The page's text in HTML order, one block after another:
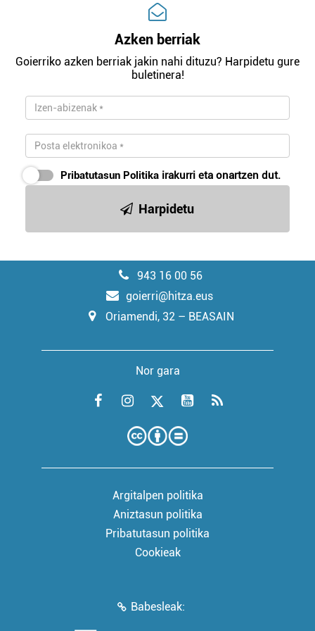
Azken berriak
Goierriko azken berriak jakin nahi dituzu? Harpidetu gure
buletinera!
Pribatutasun Politika irakurri eta onartzen dut.
Harpidetu
943 16 00 56
goierri@hitza.eus
Oriamendi, 32 – BEASAIN
Nor gara
Argitalpen politika
Aniztasun politika
Pribatutasun politika
Cookieak
Babesleak: